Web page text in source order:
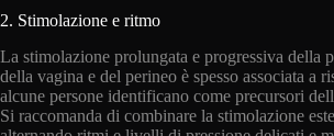
2. Stimolazione e ritmo
La stimolazione prolungata e progressiva della
della vagina e del perineo è spesso associata a
alcune persone identificano come precursori
Si raccomanda di combinare la stimolazione